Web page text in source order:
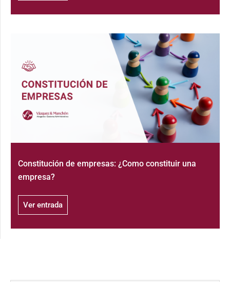
Constitución de empresas: ¿Como constituir una
empresa?
Ver entrada